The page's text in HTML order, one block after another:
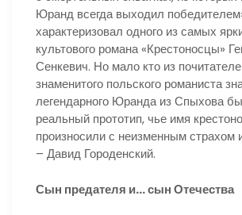
Юранд всегда выходил
характеризовал одного из самых
культового романа «Крестоносцы»
Сенкевич. Но мало кто из
знаменитого польского романиста
легендарного Юранда из Спыхова
реальный прототип, чье имя
произносили с неизменным страхом
– Давид Городенский.
Сын предателя и… сын Отечества